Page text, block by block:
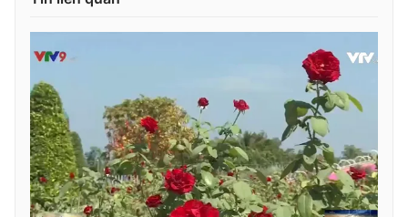
Thị trường
Chuyên mục khác
Emagazine Podcast
Photo Infographic
Video Shorts video